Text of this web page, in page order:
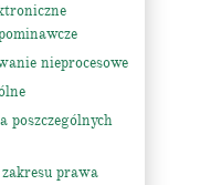
nieprocesowe
poszczególnych
prawa